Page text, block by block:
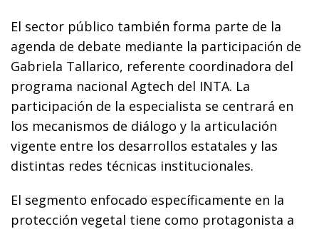
El sector público también forma parte de la
agenda de debate mediante la participación de
Gabriela Tallarico, referente coordinadora del
programa nacional Agtech del INTA. La
participación de la especialista se centrará en
los mecanismos de diálogo y la articulación
vigente entre los desarrollos estatales y las
distintas redes técnicas institucionales.
El segmento enfocado específicamente en la
protección vegetal tiene como protagonista a